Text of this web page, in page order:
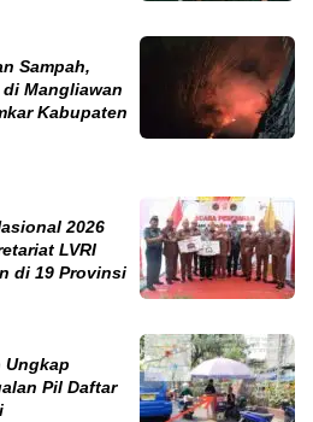
Sampah,
Mangliawan
Kabupaten
2026
LVRI
di 19 Provinsi
Ungkap
Pil Daftar